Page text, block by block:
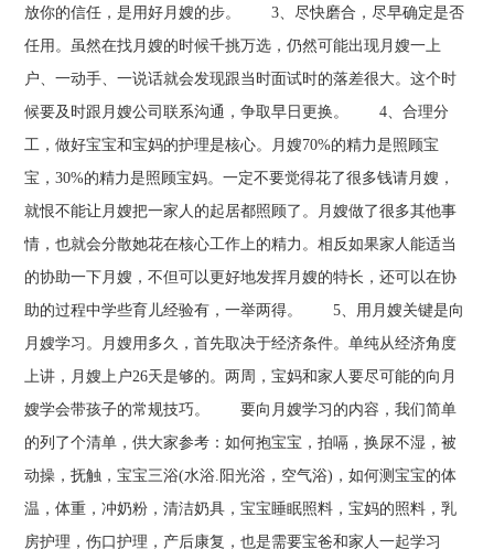
放你的信任，是用好月嫂的步。 3、尽快磨合，尽早确定是否
任用。虽然在找月嫂的时候千挑万选，仍然可能出现月嫂一上
户、一动手、一说话就会发现跟当时面试时的落差很大。这个时
候要及时跟月嫂公司联系沟通，争取早日更换。 4、合理分
工，做好宝宝和宝妈的护理是核心。月嫂70%的精力是照顾宝
宝，30%的精力是照顾宝妈。一定不要觉得花了很多钱请月嫂，
就恨不能让月嫂把一家人的起居都照顾了。月嫂做了很多其他事
情，也就会分散她花在核心工作上的精力。相反如果家人能适当
的协助一下月嫂，不但可以更好地发挥月嫂的特长，还可以在协
助的过程中学些育儿经验有，一举两得。 5、用月嫂关键是向
月嫂学习。月嫂用多久，首先取决于经济条件。单纯从经济角度
上讲，月嫂上户26天是够的。两周，宝妈和家人要尽可能的向月
嫂学会带孩子的常规技巧。 要向月嫂学习的内容，我们简单
的列了个清单，供大家参考：如何抱宝宝，拍嗝，换尿不湿，被
动操，抚触，宝宝三浴(水浴.阳光浴，空气浴)，如何测宝宝的体
温，体重，冲奶粉，清洁奶具，宝宝睡眠照料，宝妈的照料，乳
房护理，伤口护理，产后康复，也是需要宝爸和家人一起学习